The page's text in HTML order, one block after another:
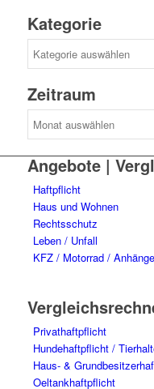
Kategorie
Zeitraum
Angebote |
Haftpflicht
Haus und Wohnen
Rechtsschutz
Leben / Unfall
KFZ / Motorrad /
Privathaftpflicht
Hundehaftpflicht /
Haus- &
Oeltankhaftpflicht